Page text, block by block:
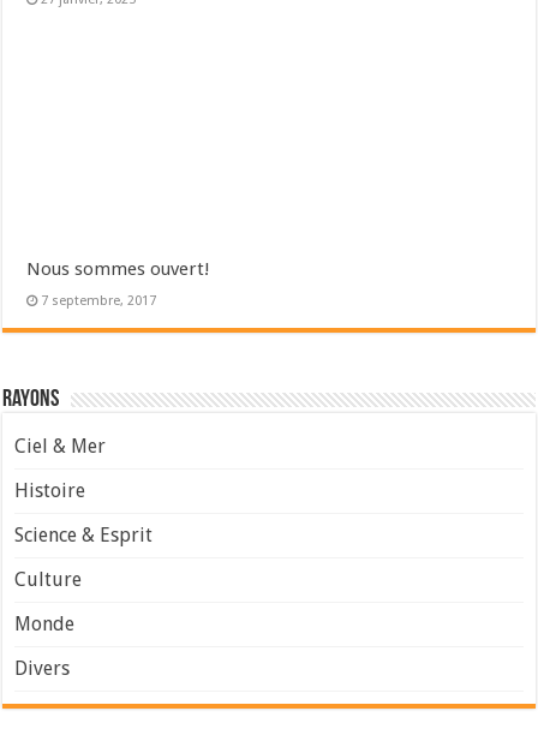
Nous sommes ouvert!
7 septembre, 2017
Rayons
Ciel & Mer
Histoire
Science & Esprit
Culture
Monde
Divers